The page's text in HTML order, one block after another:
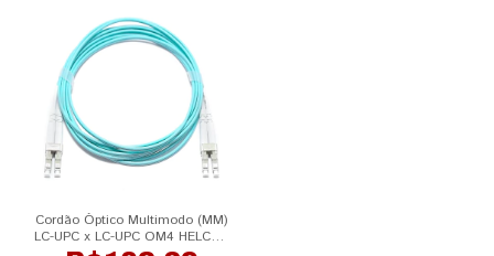
Cordão Óptico Multimodo (MM)
LC-UPC x LC-UPC OM4 HELCON